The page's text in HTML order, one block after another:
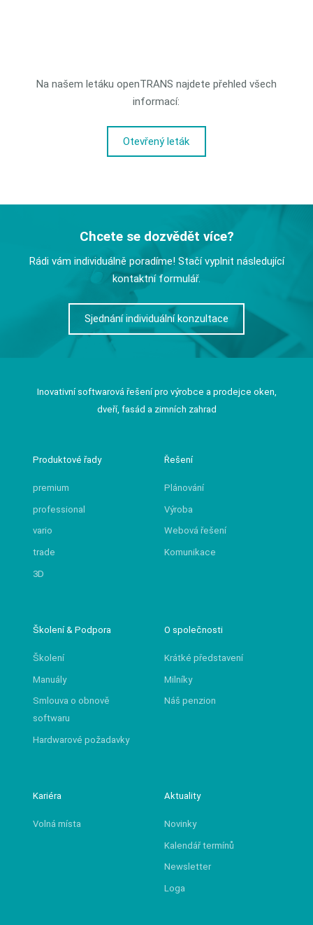
Na našem letáku openTRANS najdete přehled všech
informací:
Otevřený leták
Chcete se dozvědět více?
Rádi vám individuálně poradíme! Stačí vyplnit následující
kontaktní formulář.
Sjednání individuální konzultace
Inovativní softwarová řešení pro výrobce a prodejce oken,
dveří, fasád a zimních zahrad
Produktové řady
premium
professional
vario
trade
3D
Řešení
Plánování
Výroba
Webová řešení
Komunikace
Školení & Podpora
Školení
Manuály
Smlouva o obnově
softwaru
Hardwarové požadavky
O společnosti
Krátké představení
Milníky
Náš penzion
Kariéra
Volná místa
Aktuality
Novinky
Kalendář termínů
Newsletter
Loga